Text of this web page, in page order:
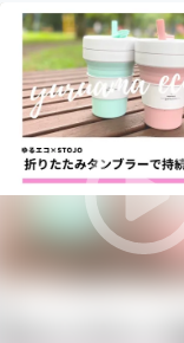
テクノ
映像・
ビジネ
まちづ
CAMPFIRE